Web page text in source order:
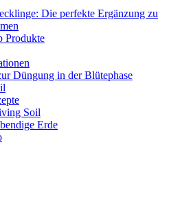
Die perfekte Ergänzung zu
Produkte
Düngung in der Blütephase
Soil
Erde